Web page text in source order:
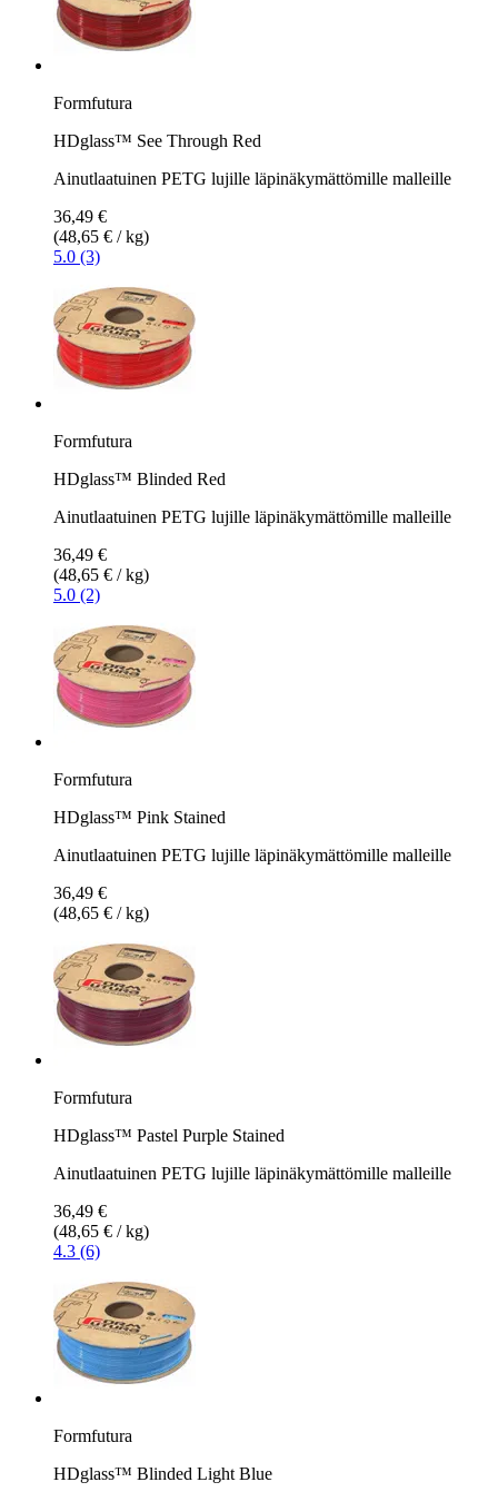
Formfutura
HDglass™ See Through Red
Ainutlaatuinen PETG lujille läpinäkymättömille malleille
36,49 €
(48,65 € / kg)
5.0 (3)
Formfutura
HDglass™ Blinded Red
Ainutlaatuinen PETG lujille läpinäkymättömille malleille
36,49 €
(48,65 € / kg)
5.0 (2)
Formfutura
HDglass™ Pink Stained
Ainutlaatuinen PETG lujille läpinäkymättömille malleille
36,49 €
(48,65 € / kg)
Formfutura
HDglass™ Pastel Purple Stained
Ainutlaatuinen PETG lujille läpinäkymättömille malleille
36,49 €
(48,65 € / kg)
4.3 (6)
Formfutura
HDglass™ Blinded Light Blue